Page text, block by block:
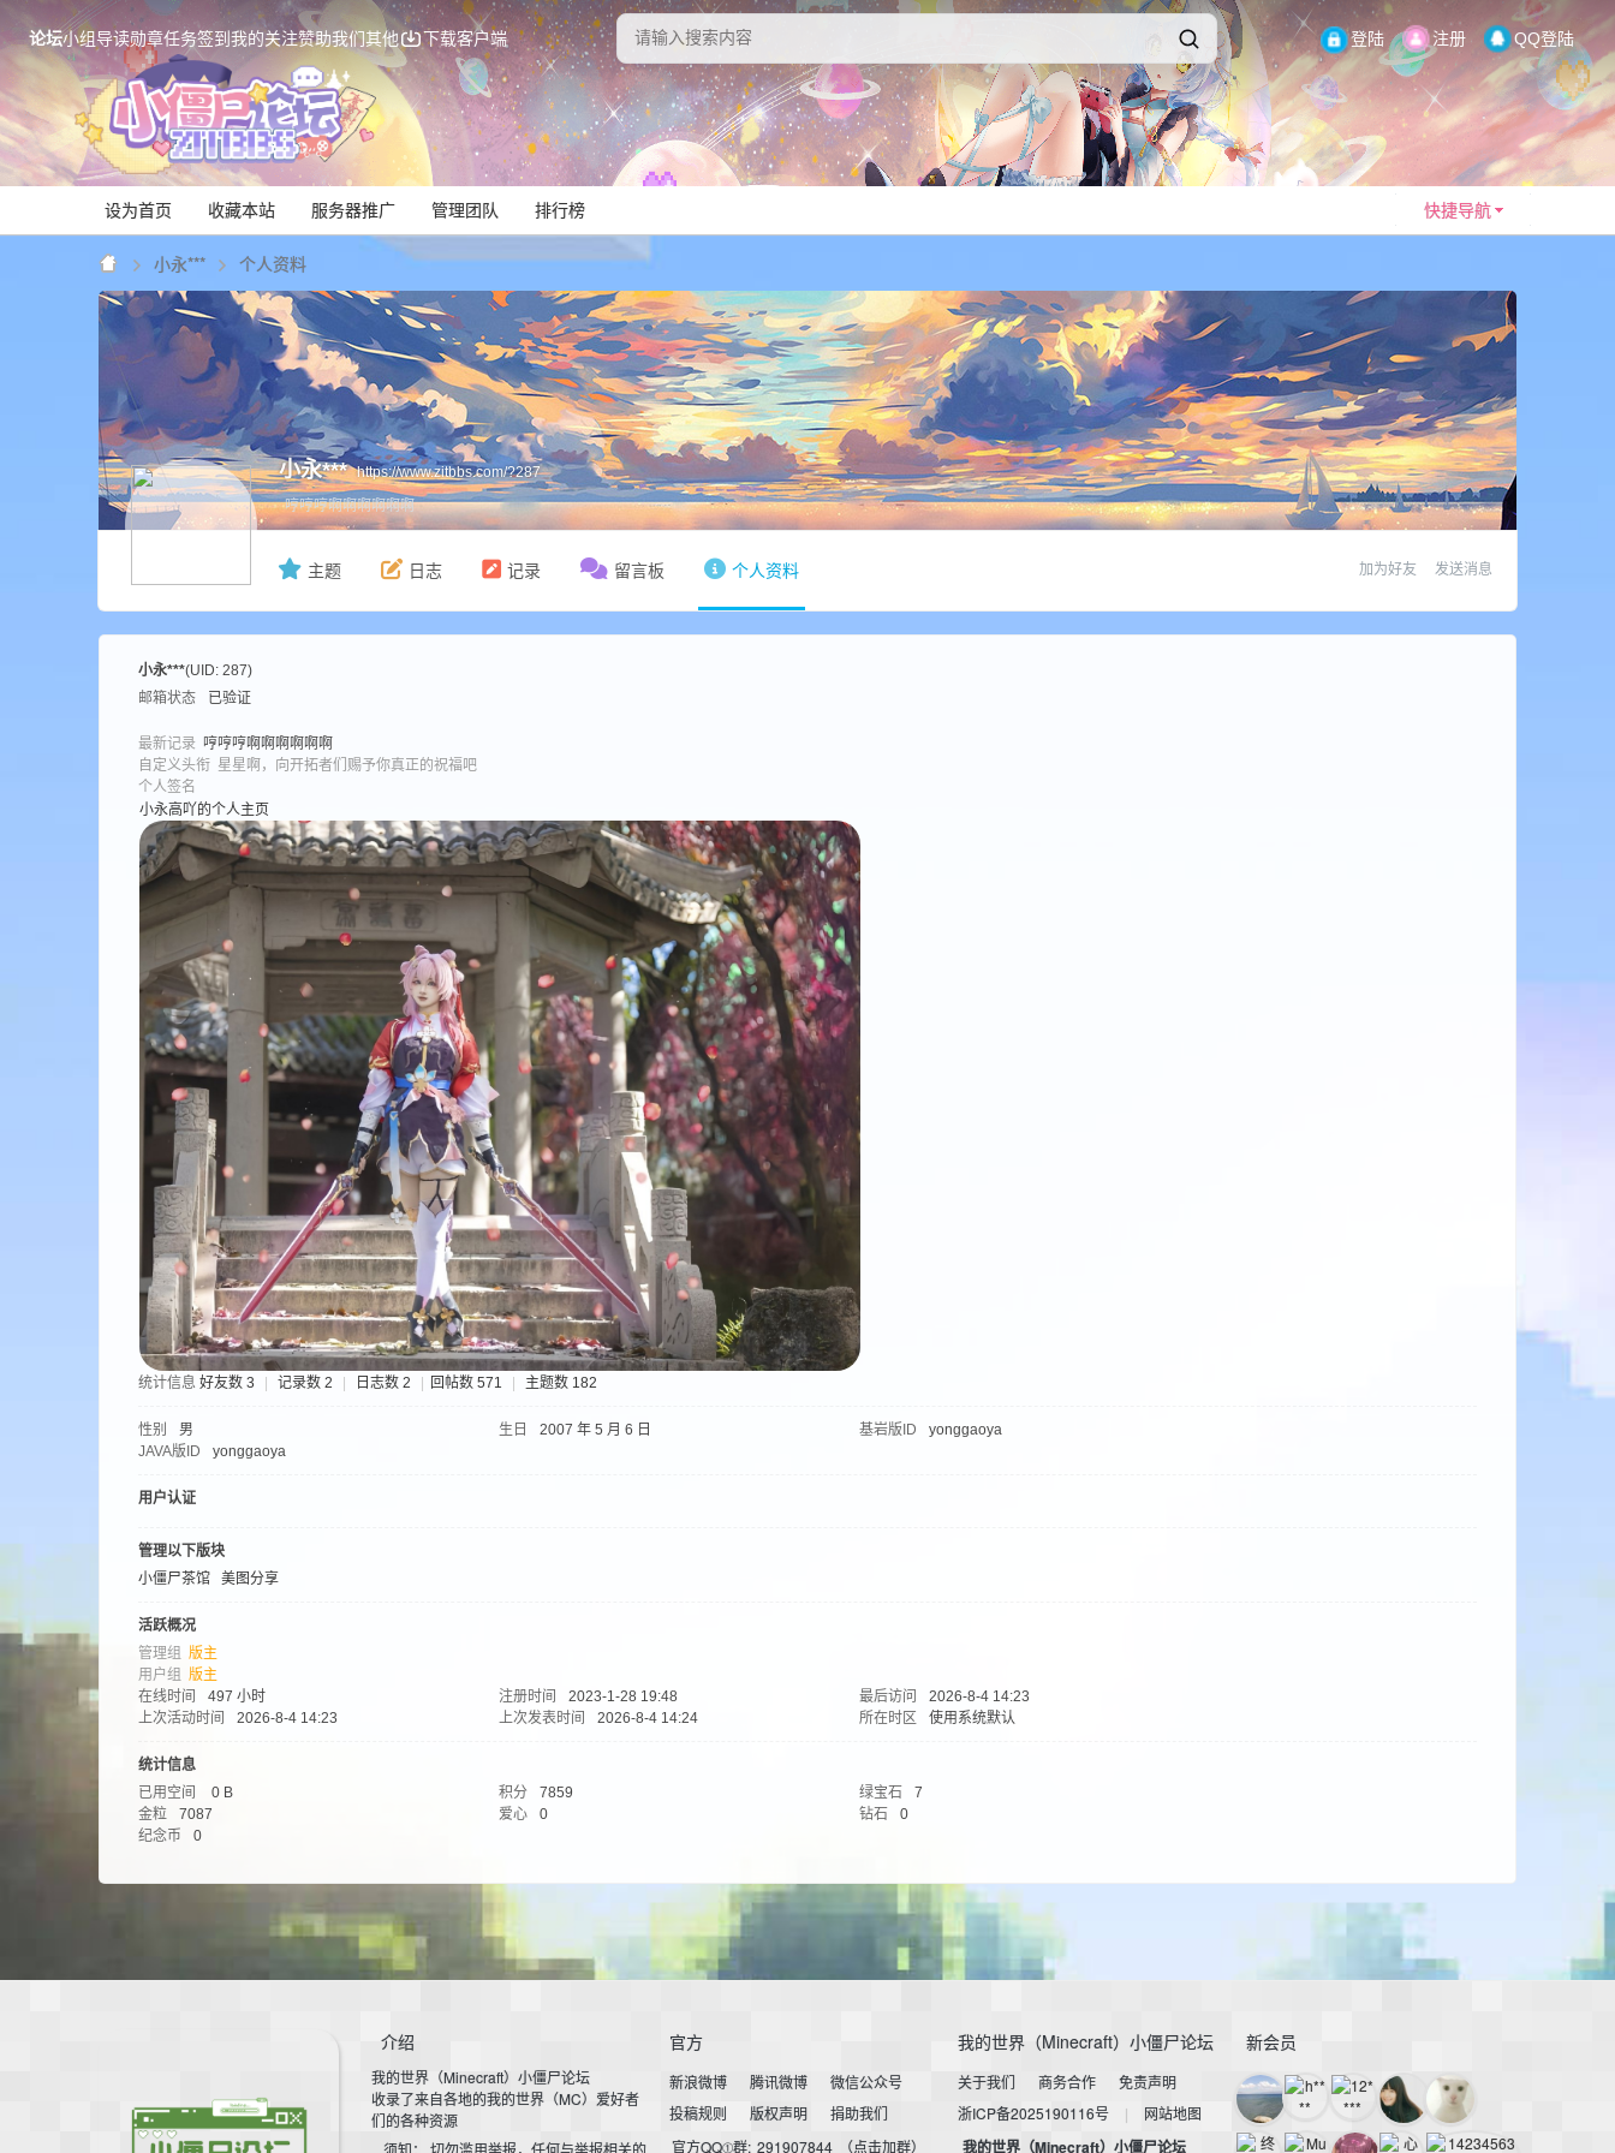
论坛小组导读勋章任务签到我的关注赞助我们其他 下载客户端 登陆 注册 QQ登陆
快捷导航
设为首页 收藏本站 服务器推广 管理团队 排行榜
Mi
ne
小永*** 个人资料
小永*** https://www.zitbbs.com/?287
哼哼哼啊啊啊啊啊啊
加为好友 发送消息
主题 日志 记录 留言板 个人资料
小永***(UID: 287)
邮箱状态
已验证
最新记录 哼哼哼啊啊啊啊啊啊
自定义头衔 星星啊，向开拓者们赐予你真正的祝福吧
个人签名
小永高吖的个人主页
统计信息 好友数 3 记录数 2 日志数 2 回帖数 571 主题数 182
性别 男 生日 2007 年 5 月 6 日 基岩版ID
yonggaoya
JAVA版ID
yonggaoya
用户认证
管理以下版块
小僵尸茶馆
美图分享
活跃概况
管理组 版主
用户组 版主
在线时间
497 小时 注册时间 2023-1-28 19:48 最后访问
2026-8-4 14:23
上次活动时间
2026-8-4 14:23 上次发表时间 2026-8-4 14:24 所在时区 使用系统默认
统计信息
已用空间
0 B 积分 7859 绿宝石
7
金粒
7087 爱心 0 钻石
0
纪念币
0
介绍
我的世界（Minecraft）小僵尸论坛
收录了来自各地的我的世界（MC）爱好者
们的各种资源
须知： 切勿滥用举报，任何与举报相关的
官方
新浪微博 腾讯微博
微信公众号
投稿规则
版权声明
捐助我们
官方QQ①群: 291907844 （点击加群）
我的世界（Minecraft）小僵尸论坛
关于我们 商务合作
免责声明
浙ICP备2025190116号
| 网站地图
我的世界（Minecraft）小僵尸论坛
新会员